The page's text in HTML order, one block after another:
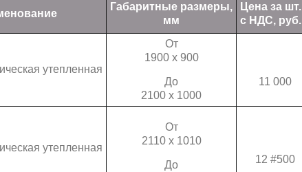
Габаритные размеры,
мм
Цена за шт.
с НДС, руб.
утепленная
От
1900 х 900
До
2100 х 1000
11 000
утепленная
От
2110 х 1010
До
12 #500